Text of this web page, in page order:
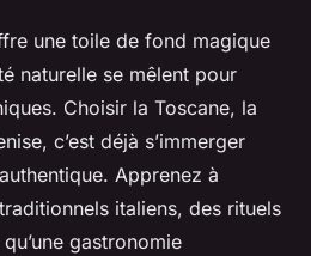
pour une
mariage en
•6 min de lecture
une toile de fond magique
naturelle se mêlent pour
Choisir la Toscane, la
c’est déjà s’immerger
Apprenez à
italiens, des rituels
gastronomie